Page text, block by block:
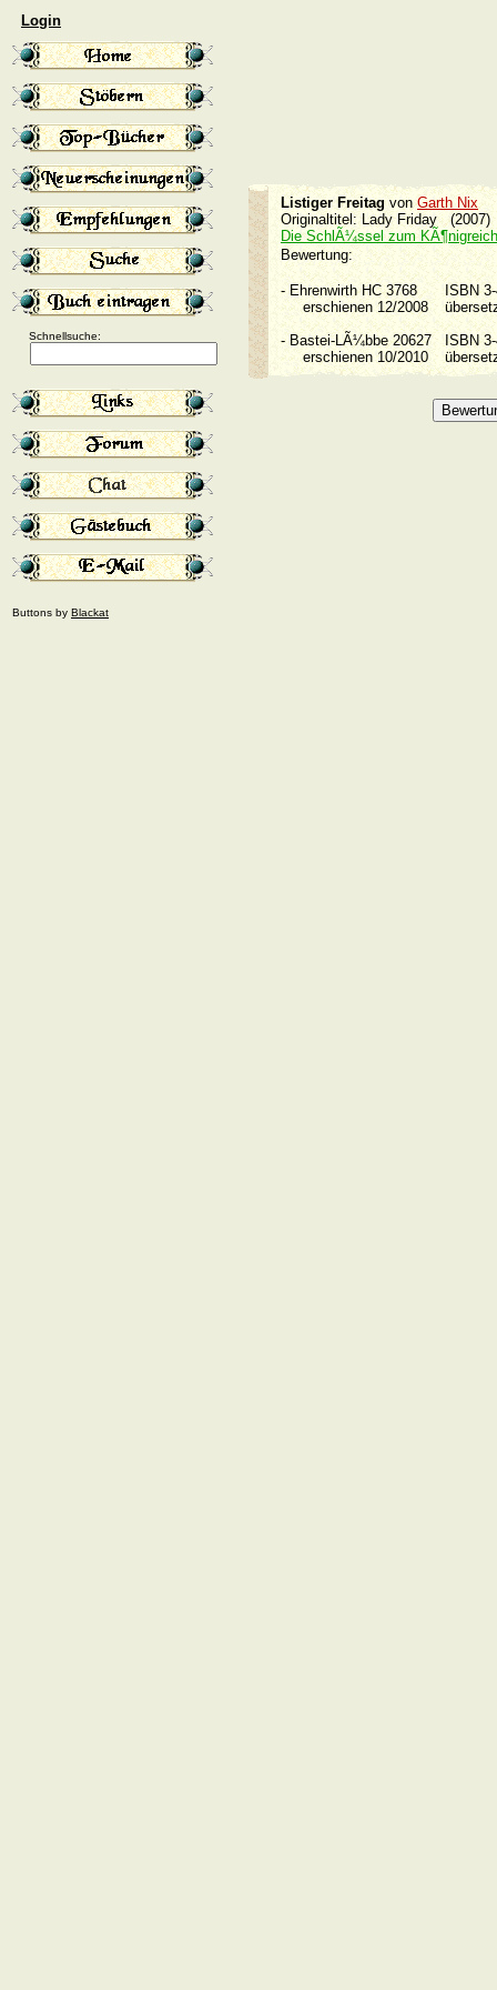
Login
Schnellsuche:
Buttons by Blackat
Listiger Freitag vonGarth Nix
Originaltitel: Lady Friday (2007)
Die SchlÃ¼ssel zum KÃ¶nigreich
Bewertung:
- Ehrenwirth HC 3768
ISBN
erschienen 12/2008
- Bastei-LÃ¼bbe 20627 ISBN
erschienen 10/2010